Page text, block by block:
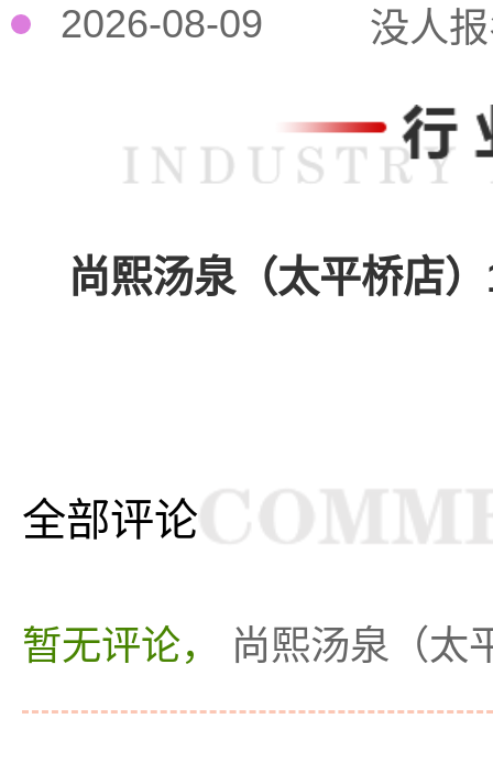
2026-08-09 没人
尚熙汤泉（太平桥店
全部评论
暂无评论， 尚熙汤泉（太